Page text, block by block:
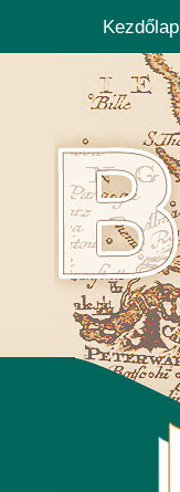
Kezdőlap